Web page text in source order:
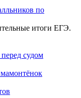
по
итоги ЕГЭ.
судом